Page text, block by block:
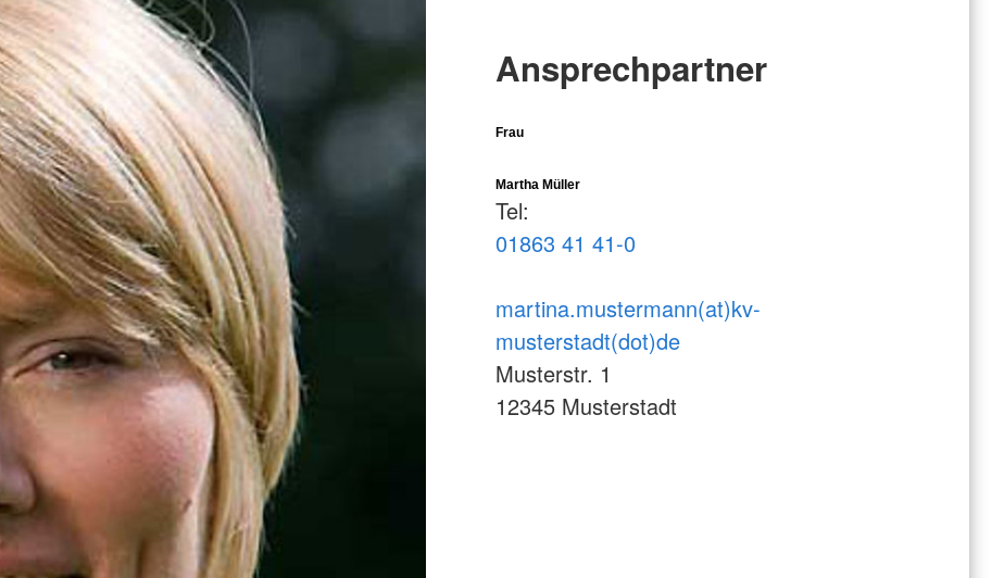
Ansprechpartner
Frau
Martha Müller
Tel:
01863 41 41-0
martina.mustermann(at)kv-
musterstadt(dot)de
Musterstr. 1
12345 Musterstadt